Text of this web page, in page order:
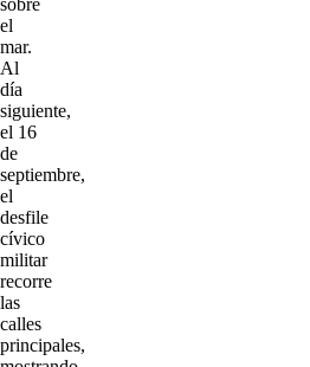
sobre
el
mar.
Al
día
siguiente,
el 16
de
septiembre,
el
desfile
cívico
militar
recorre
las
calles
principales,